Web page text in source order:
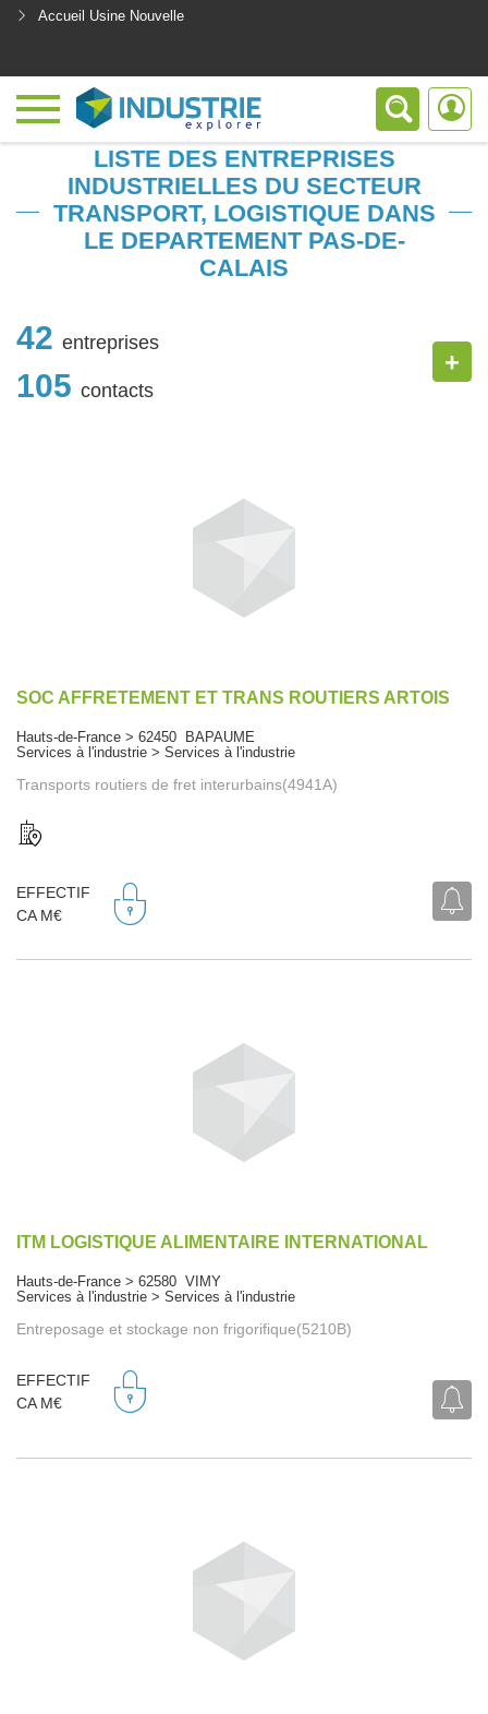
Accueil Usine Nouvelle
LISTE DES ENTREPRISES
INDUSTRIELLES DU SECTEUR
TRANSPORT, LOGISTIQUE DANS
LE DEPARTEMENT PAS-DE-
CALAIS
42 entreprises
105 contacts
+
SOC AFFRETEMENT ET TRANS ROUTIERS ARTOIS
Hauts-de-France > 62450 BAPAUME
Services à l'industrie > Services à l'industrie
Transports routiers de fret interurbains(4941A)
EFFECTIF
CA M€
ITM LOGISTIQUE ALIMENTAIRE INTERNATIONAL
Hauts-de-France > 62580 VIMY
Services à l'industrie > Services à l'industrie
Entreposage et stockage non frigorifique(5210B)
EFFECTIF
CA M€